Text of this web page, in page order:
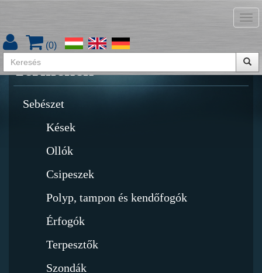
(0)
Termékek
Sebészet
Kések
Ollók
Csipeszek
Polyp, tampon és kendőfogók
Érfogók
Terpesztők
Szondák